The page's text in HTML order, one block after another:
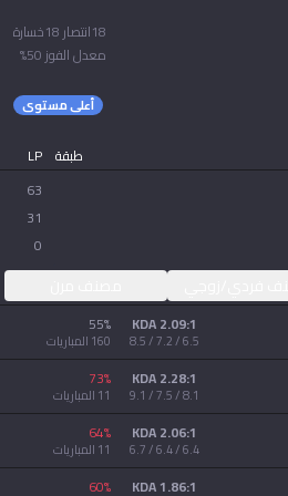
18انتصار18خسارة
معدل الفوز50
%
أعلى مستوى
طبقة LP
63
31
0
2.09:1 KDA
6.5 / 7.2 / 8.5
55%
160 المباريات
2.28:1 KDA
8.1 / 7.5 / 9.1
73%
11 المباريات
2.06:1 KDA
6.4 / 6.4 / 6.7
64%
11 المباريات
1.86:1 KDA
60%